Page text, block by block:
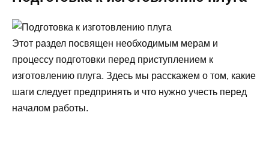
Этот раздел посвящен необходимым мерам и
процессу подготовки перед приступлением к
изготовлению плуга. Здесь мы расскажем о том, какие
шаги следует предпринять и что нужно учесть перед
началом работы.